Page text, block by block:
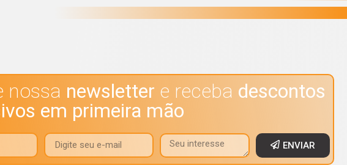
nossa newsletter e receba descontos
em primeira mão
ENVIAR